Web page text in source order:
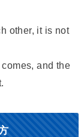
other, it is not
and the